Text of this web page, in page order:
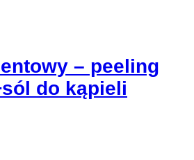
– peeling
do kąpieli